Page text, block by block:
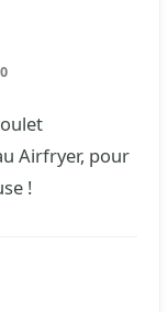
Airfryer, pour
!